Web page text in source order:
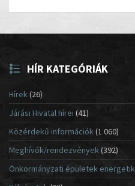
HÍR KATEGÓRIÁK
Hírek(26)
Járási Hivatal hírei (41)
Közérdekű információk(1 060)
Meghívók/rendezvények (392)
Önkormányzati épületek